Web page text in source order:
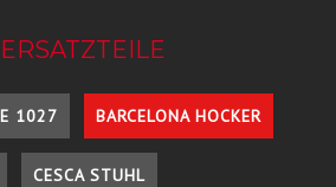
1027 BARCELONA HOCKER
CESCA STUHL